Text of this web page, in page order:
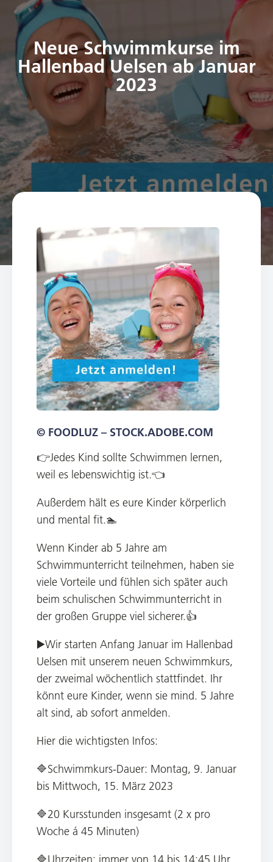
Neue Schwimmkurse im
Hallenbad Uelsen ab Januar
2023
© FOODLUZ – STOCK.ADOBE.COM
👉Jedes Kind sollte Schwimmen lernen,
weil es lebenswichtig ist.👈
Außerdem hält es eure Kinder körperlich
und mental fit.🏊
Wenn Kinder ab 5 Jahre am
Schwimmunterricht teilnehmen, haben sie
viele Vorteile und fühlen sich später auch
beim schulischen Schwimmunterricht in
der großen Gruppe viel sicherer.👍
▶️Wir starten Anfang Januar im Hallenbad
Uelsen mit unserem neuen Schwimmkurs,
der zweimal wöchentlich stattfindet. Ihr
könnt eure Kinder, wenn sie mind. 5 Jahre
alt sind, ab sofort anmelden.
Hier die wichtigsten Infos:
🔷Schwimmkurs-Dauer: Montag, 9. Januar
bis Mittwoch, 15. März 2023
🔷20 Kursstunden insgesamt (2 x pro
Woche á 45 Minuten)